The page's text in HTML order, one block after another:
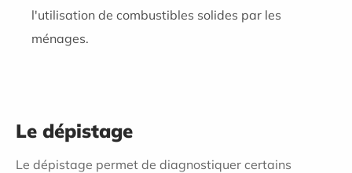
l'utilisation de combustibles solides par les
ménages.
Le dépistage
Le dépistage permet de diagnostiquer certains